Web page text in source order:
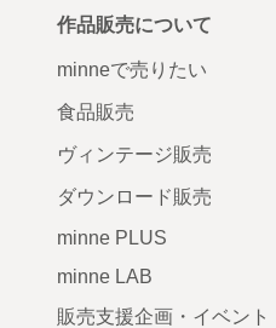
作品販売について
minneで売りたい
食品販売
ヴィンテージ販売
ダウンロード販売
minne PLUS
minne LAB
販売支援企画・イベント